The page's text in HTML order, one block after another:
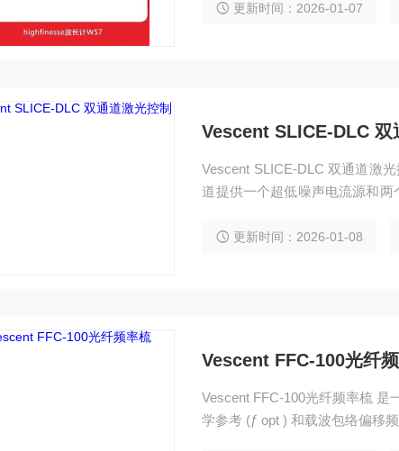
更新时间：2026-01-07
Vescent SLICE-DLC 双
Vescent SLICE-DLC 双通道激
道提供一个超低噪声电流源和两
管提供亚毫开尔文稳定性，从
更新时间：2026-01-08
Vescent FFC-100光纤
Vescent FFC-100光纤频率梳 是
学参考 (ƒ opt ) 和载波包络偏移频